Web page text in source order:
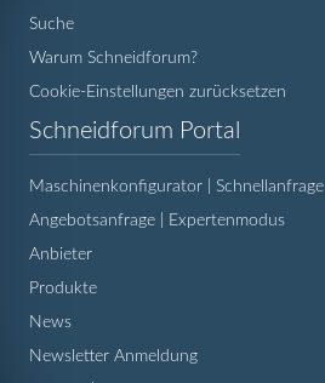
Suche
Warum Schneidforum?
Cookie-Einstellungen zurücksetzen
Schneidforum Portal
Maschinenkonfigurator | Schnellanfrage
Angebotsanfrage | Expertenmodus
Anbieter
Produkte
News
Newsletter Anmeldung